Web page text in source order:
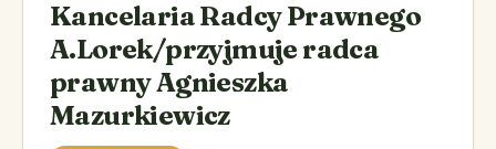
Kancelaria Radcy Prawnego
A.Lorek/przyjmuje radca
prawny Agnieszka
Mazurkiewicz